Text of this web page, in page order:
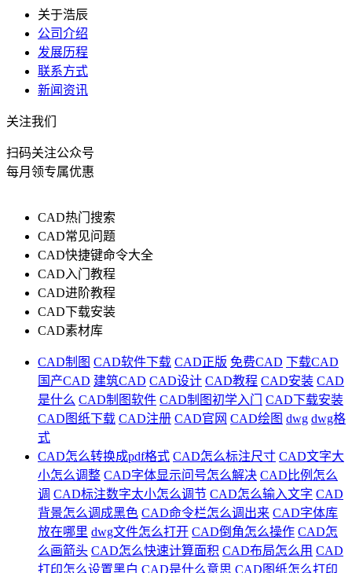
关于浩辰
公司介绍
发展历程
联系方式
新闻资讯
关注我们
扫码关注公众号
每月领专属优惠
CAD热门搜索
CAD常见问题
CAD快捷键命令大全
CAD入门教程
CAD进阶教程
CAD下载安装
CAD素材库
CAD制图 CAD软件下载 CAD正版 免费CAD 下载CAD
国产CAD 建筑CAD CAD设计 CAD教程 CAD安装 CAD
是什么 CAD制图软件 CAD制图初学入门
CAD下载安装
CAD图纸下载 CAD注册 CAD官网 CAD绘图 dwg dwg格
式
CAD怎么转换成pdf格式 CAD怎么标注尺寸 CAD文字大
小怎么调整 CAD字体显示问号怎么解决 CAD比例怎么
调 CAD标注数字太小怎么调节 CAD怎么输入文字 CAD
背景怎么调成黑色 CAD命令栏怎么调出来 CAD字体库
放在哪里 dwg文件怎么打开 CAD倒角怎么操作 CAD怎
么画箭头 CAD怎么快速计算面积 CAD布局怎么用 CAD
打印怎么设置黑白 CAD是什么意思 CAD图纸怎么打印